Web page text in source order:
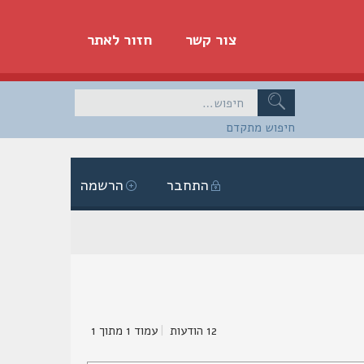
חזור לאתר צור קשר
חיפוש מתקדם
הרשמה התחבר
12 הודעות | עמוד 1 מתוך 1